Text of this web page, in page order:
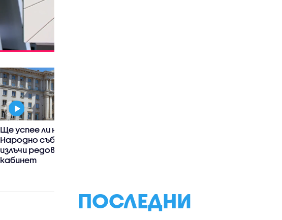
Ще успее ли новото
Народно събрание да
излъчи редовен
кабинет
ПОСЛЕДНИ